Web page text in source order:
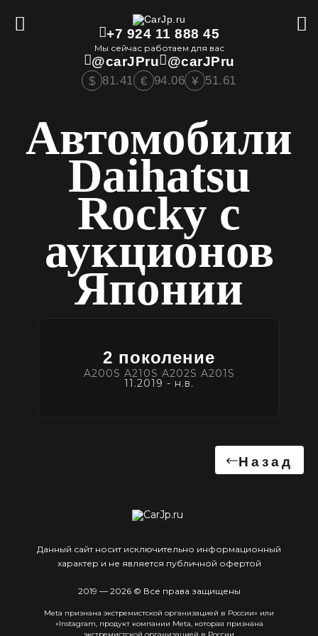
+7 924 11 888 45
Мы сейчас работаем для вас
@carJPru @carJPru
$ 81.41 € 94.06 ¥ 51.61
Автомобили
Daihatsu
Rocky с
аукционов
Японии
2 поколение
A200S A210S A202S A201S
11.2019 - н.в.
Назад
Данный сайт носит исключительно информационный
характер и не является публичной офертой
2019 — 2026 © Все права защищены
Meta признана экстремистcкой организацией в России» или
«Instagram, продукт компании Meta, которая признана